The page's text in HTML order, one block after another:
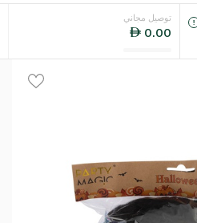
اللغةتوصيل مجاني
0.00